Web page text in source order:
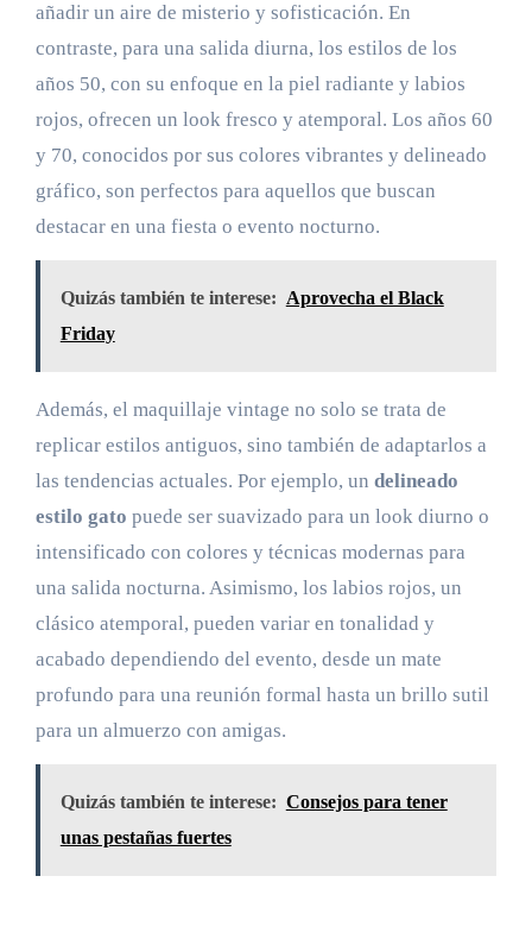
añadir un aire de misterio y sofisticación. En
contraste, para una salida diurna, los estilos de los
años 50, con su enfoque en la piel radiante y labios
rojos, ofrecen un look fresco y atemporal. Los años 60
y 70, conocidos por sus colores vibrantes y delineado
gráfico, son perfectos para aquellos que buscan
destacar en una fiesta o evento nocturno.
Quizás también te interese: Aprovecha el Black
Friday
Además, el maquillaje vintage no solo se trata de
replicar estilos antiguos, sino también de adaptarlos a
las tendencias actuales. Por ejemplo, un delineado
estilo gato puede ser suavizado para un look diurno o
intensificado con colores y técnicas modernas para
una salida nocturna. Asimismo, los labios rojos, un
clásico atemporal, pueden variar en tonalidad y
acabado dependiendo del evento, desde un mate
profundo para una reunión formal hasta un brillo sutil
para un almuerzo con amigas.
Quizás también te interese: Consejos para tener
unas pestañas fuertes